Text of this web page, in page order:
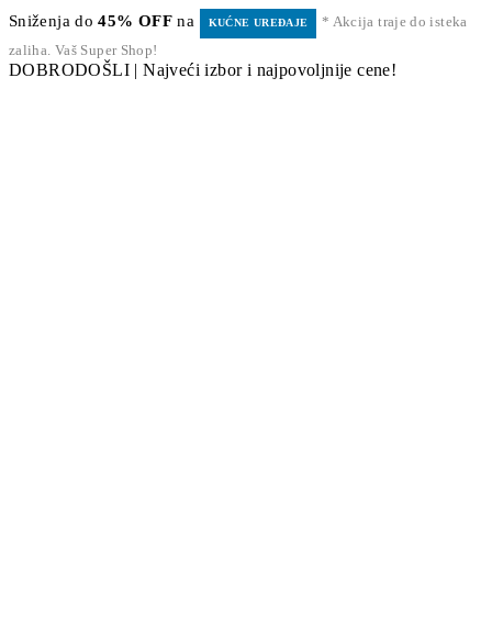
Sniženja do45% OFF na KUĆNE UREĐAJE
* Akcija traje do isteka
zaliha. Vaš Super Shop!
DOBRODOŠLI | Najveći izbor i najpovoljnije cene!